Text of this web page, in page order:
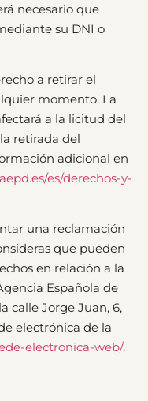
necesario que
su DNI o
a retirar el
momento. La
a la licitud del
retirada del
adicional en
es/derechos-y-
una reclamación
que pueden
en relación a la
Española de
calle Jorge Juan, 6,
electrónica de la
electronica-web/.